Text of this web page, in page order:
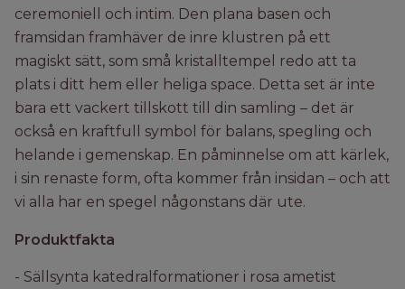
ceremoniell och intim. Den plana basen och
framsidan framhäver de inre klustren på ett
magiskt sätt, som små kristalltempel redo att ta
plats i ditt hem eller heliga space. Detta set är inte
bara ett vackert tillskott till din samling – det är
också en kraftfull symbol för balans, spegling och
helande i gemenskap. En påminnelse om att kärlek,
i sin renaste form, ofta kommer från insidan – och att
vi alla har en spegel någonstans där ute.
Produktfakta
- Sällsynta katedralformationer i rosa ametist